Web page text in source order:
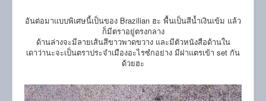
อันต่อมาแบบพิเศษนี้เป็นของ Brazilian ฮะ พื้นเป็นสีน้ำเงินเข้ม แล้ว
ก็มีตราอยู่ตรงกลาง
ด้านล่างจะมีลายเส้นสีขาวพาดขวาง และมีตัวหนังสือด้านใน
เดาว่านะจะเป็นตราประจำเมืองอะไรซํกอย่าง มีฝาแตรเข้า set กัน
ด้วยฮะ